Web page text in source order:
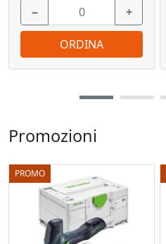
Promozioni
PROMO
− +
ORDINA